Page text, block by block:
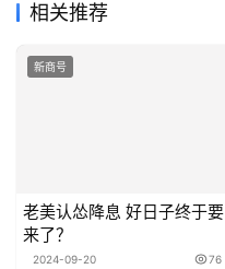
相关推荐
新商号
老美认怂降息 好日子终于要
来了？
2024-09-20 76